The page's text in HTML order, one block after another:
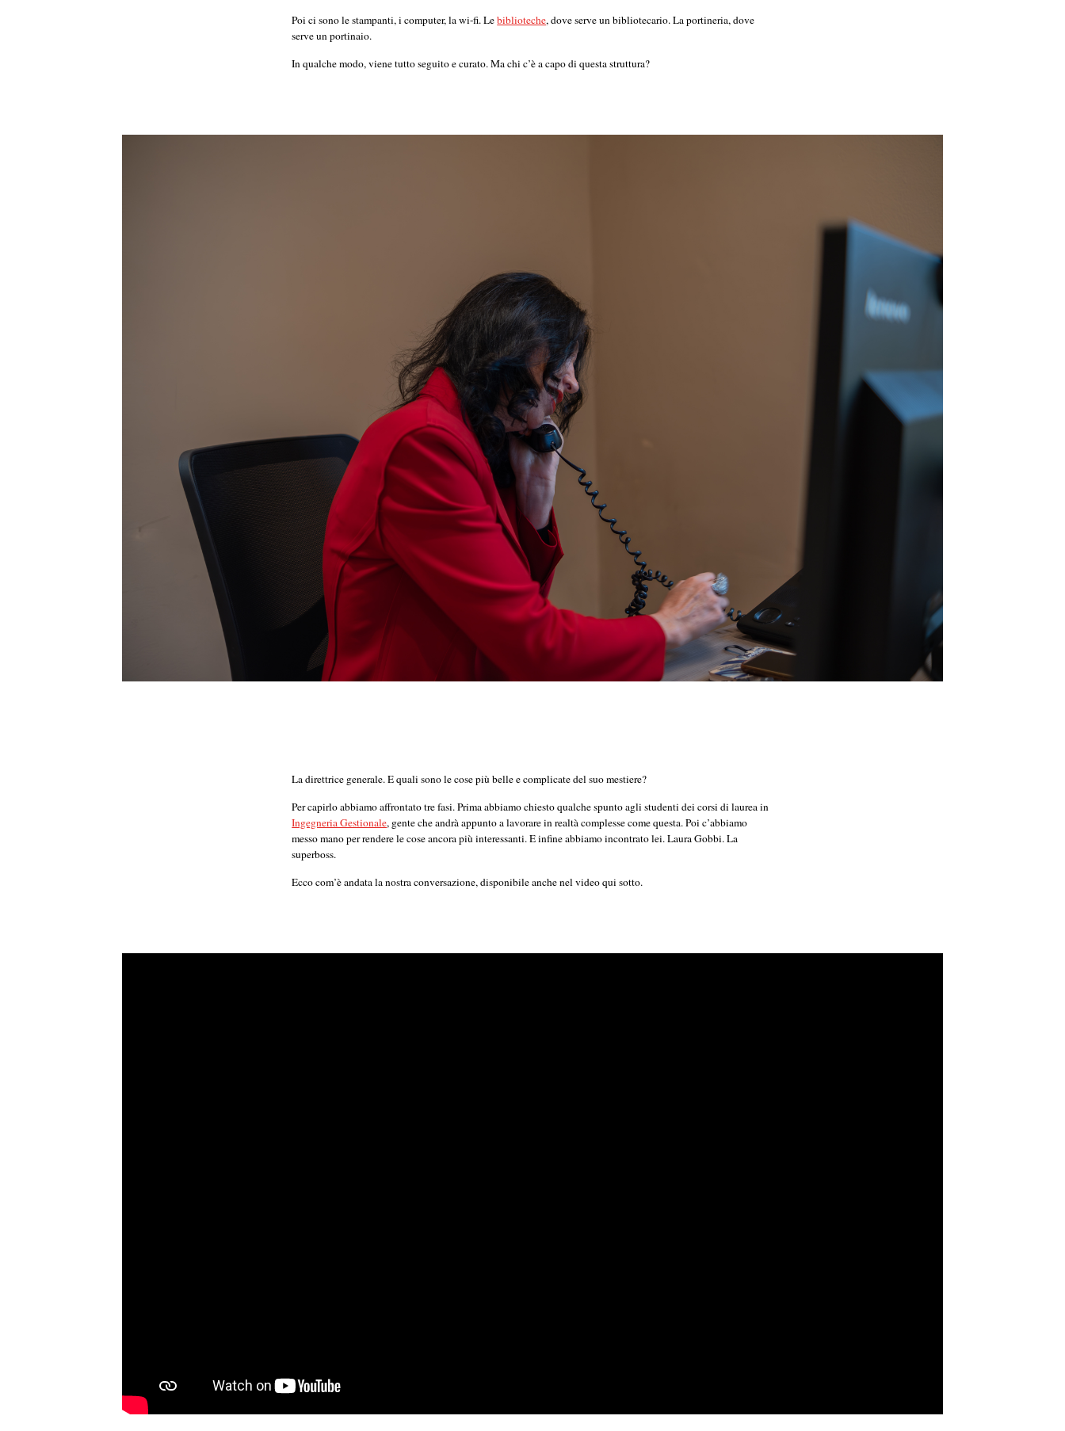
Poi ci sono le stampanti, i computer, la wi-fi. Lebiblioteche, dove serve un bibliotecario. La portineria, dove
serve un portinaio.
In qualche modo, viene tutto seguito e curato. Ma chi c’è a capo di questa struttura?
La direttrice generale. E quali sono le cose più belle e complicate del suo mestiere?
Per capirlo abbiamo affrontato tre fasi. Prima abbiamo chiesto qualche spunto agli studenti dei corsi di laurea in
Ingegneria Gestionale, gente che andrà appunto a lavorare in realtà complesse come questa. Poi c’abbiamo
messo mano per rendere le cose ancora più interessanti. E infine abbiamo incontrato lei. Laura Gobbi. La
superboss.
Ecco com’è andata la nostra conversazione, disponibile anche nel video qui sotto.